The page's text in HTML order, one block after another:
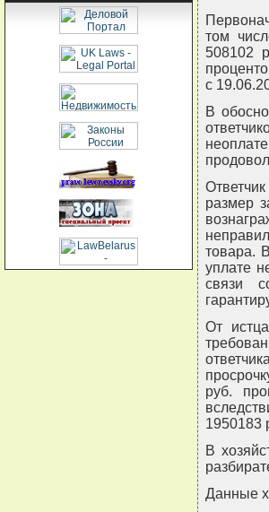
том
508102
с
В
размер
товара.
уплате
связи
От
руб.
1950183
В
Данные